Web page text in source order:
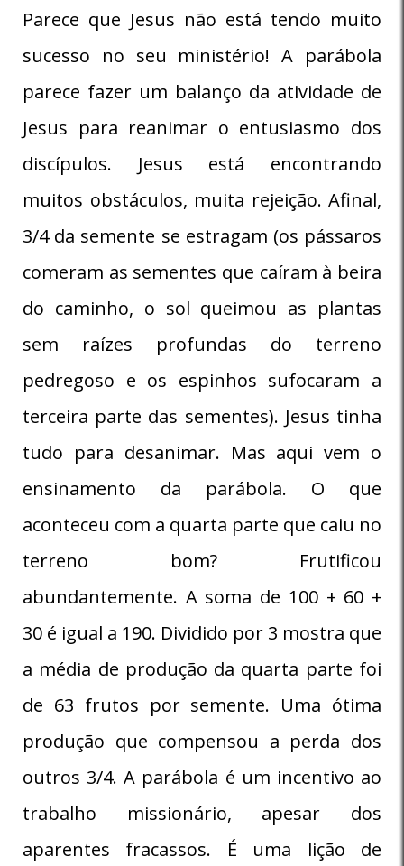
Parece que Jesus não está tendo muito
sucesso no seu ministério! A parábola
parece fazer um balanço da atividade de
Jesus para reanimar o entusiasmo dos
discípulos. Jesus está encontrando
muitos obstáculos, muita rejeição. Afinal,
3/4 da semente se estragam (os pássaros
comeram as sementes que caíram à beira
do caminho, o sol queimou as plantas
sem raízes profundas do terreno
pedregoso e os espinhos sufocaram a
terceira parte das sementes). Jesus tinha
tudo para desanimar. Mas aqui vem o
ensinamento da parábola. O que
aconteceu com a quarta parte que caiu no
terreno bom? Frutificou
abundantemente. A soma de 100 + 60 +
30 é igual a 190. Dividido por 3 mostra que
a média de produção da quarta parte foi
de 63 frutos por semente. Uma ótima
produção que compensou a perda dos
outros 3/4. A parábola é um incentivo ao
trabalho missionário, apesar dos
aparentes fracassos. É uma lição de